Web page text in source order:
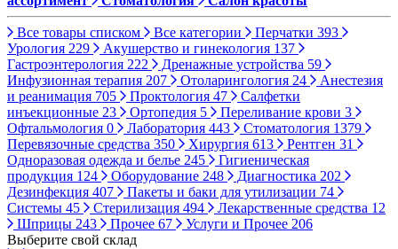
Все товары списком Все категории Перчатки 393
Урология 229 Акушерство и гинекология 137
Гастроэнтерология 222 Дренажные устройства 59
Инфузионная терапия 207 Отоларингология 24
Анестезия
и реанимация 705 Проктология 47
Салфетки
инъекционные 23 Ортопедия 5 Переливание крови 3
Офтальмология 0 Лаборатория 443 Стоматология 1379
Перевязочные средства 350 Хирургия 613 Рентген 31
Одноразовая одежда и белье 245
Гигиеническая
продукция 124 Оборудование 248 Диагностика 202
Дезинфекция 407 Пакеты и баки для утилизации 74
Системы 45 Стерилизация 494 Лекарственные средства 12
Шприцы 243 Прочее 67 Услуги и Прочее 206
Выберите свой склад